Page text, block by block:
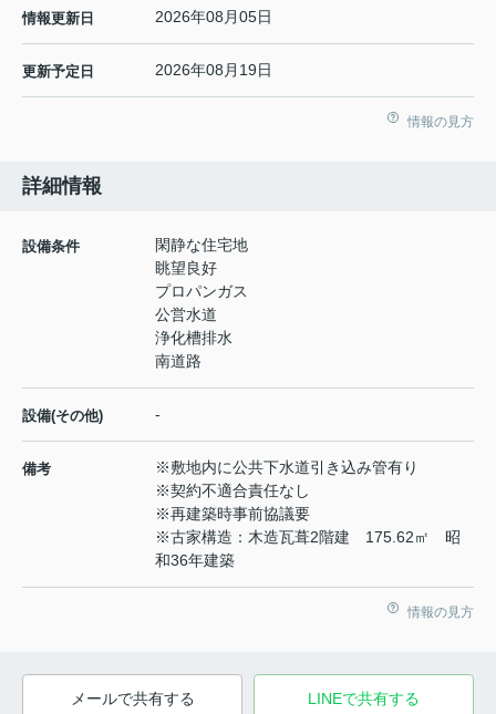
情報更新日 2026年08月05日
更新予定日 2026年08月19日
情報の見方
詳細情報
設備条件
閑静な住宅地
眺望良好
プロパンガス
公営水道
浄化槽排水
南道路
設備(その他) -
備考
※敷地内に公共下水道引き込み管有り
※契約不適合責任なし
※再建築時事前協議要
※古家構造：木造瓦葺2階建 175.62㎡ 昭
和36年建築
情報の見方
メールで共有する LINEで共有する